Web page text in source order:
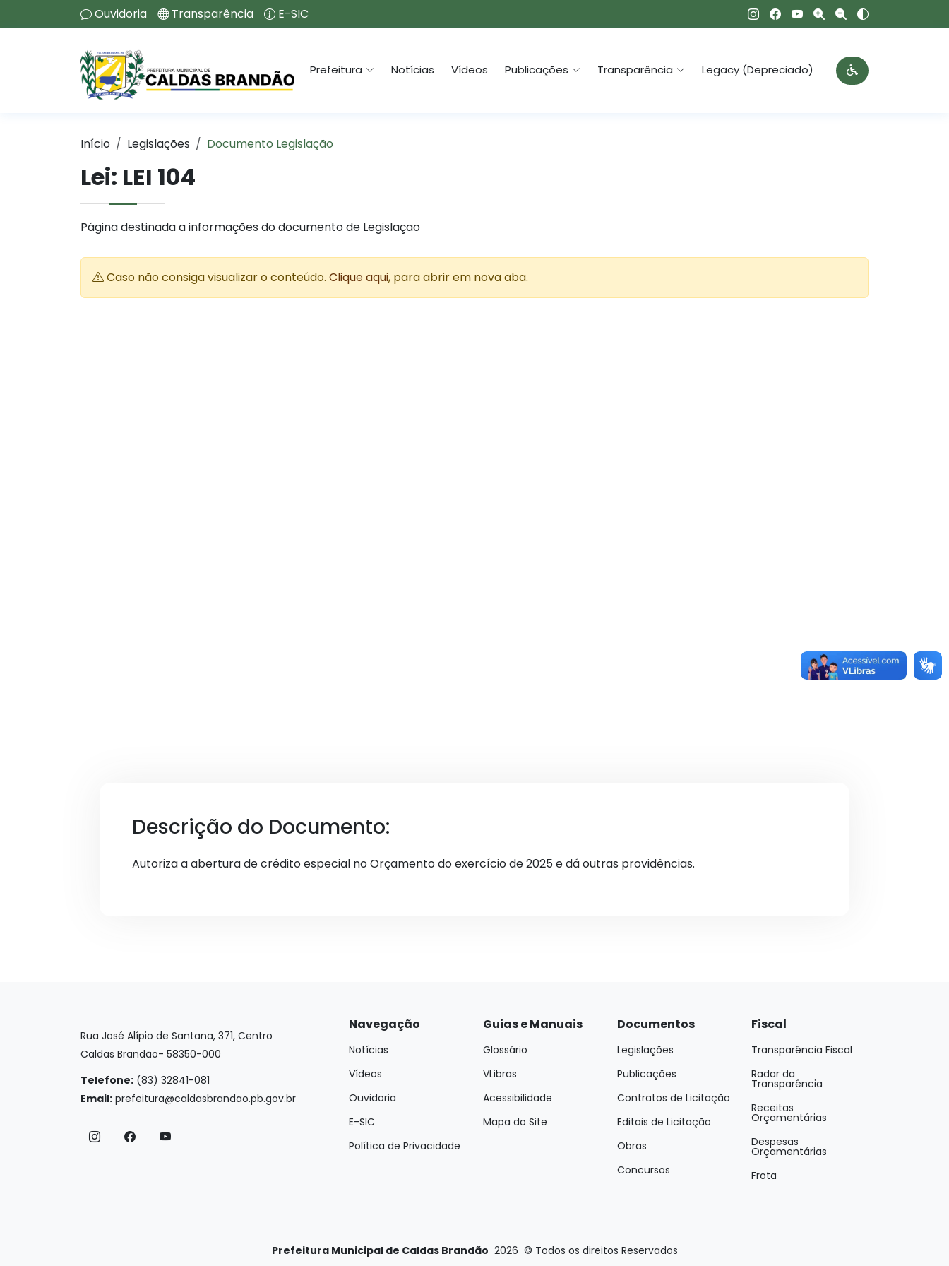
Ouvidoria Transparência E-SIC
Prefeitura Notícias Vídeos Publicações Transparência Legacy (Depreciado)
Início Legislações Documento Legislação
Lei: LEI 104
Página destinada a informações do documento de Legislaçao
Caso não consiga visualizar o conteúdo. Clique aqui, para abrir em nova aba.
Descrição do Documento:
Autoriza a abertura de crédito especial no Orçamento do exercício de 2025 e dá outras providências.
Rua José Alípio de Santana, 371, Centro
Caldas Brandão- 58350-000
Telefone: (83) 32841-081
Email: prefeitura@caldasbrandao.pb.gov.br
Navegação
Notícias
Vídeos
Ouvidoria
E-SIC
Política de Privacidade
Guias e Manuais
Glossário
VLibras
Acessibilidade
Mapa do Site
Documentos
Legislações
Publicações
Contratos de Licitação
Editais de Licitação
Obras
Concursos
Fiscal
Transparência Fiscal
Radar da
Transparência
Receitas
Orçamentárias
Despesas
Orçamentárias
Frota
Prefeitura Municipal de Caldas Brandão 2026 © Todos os direitos Reservados